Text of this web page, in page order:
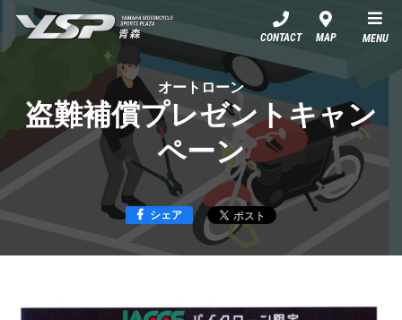
CONTACT MAP MENU
オートローン
盗難補償プレゼントキャン
ペーン
シェア